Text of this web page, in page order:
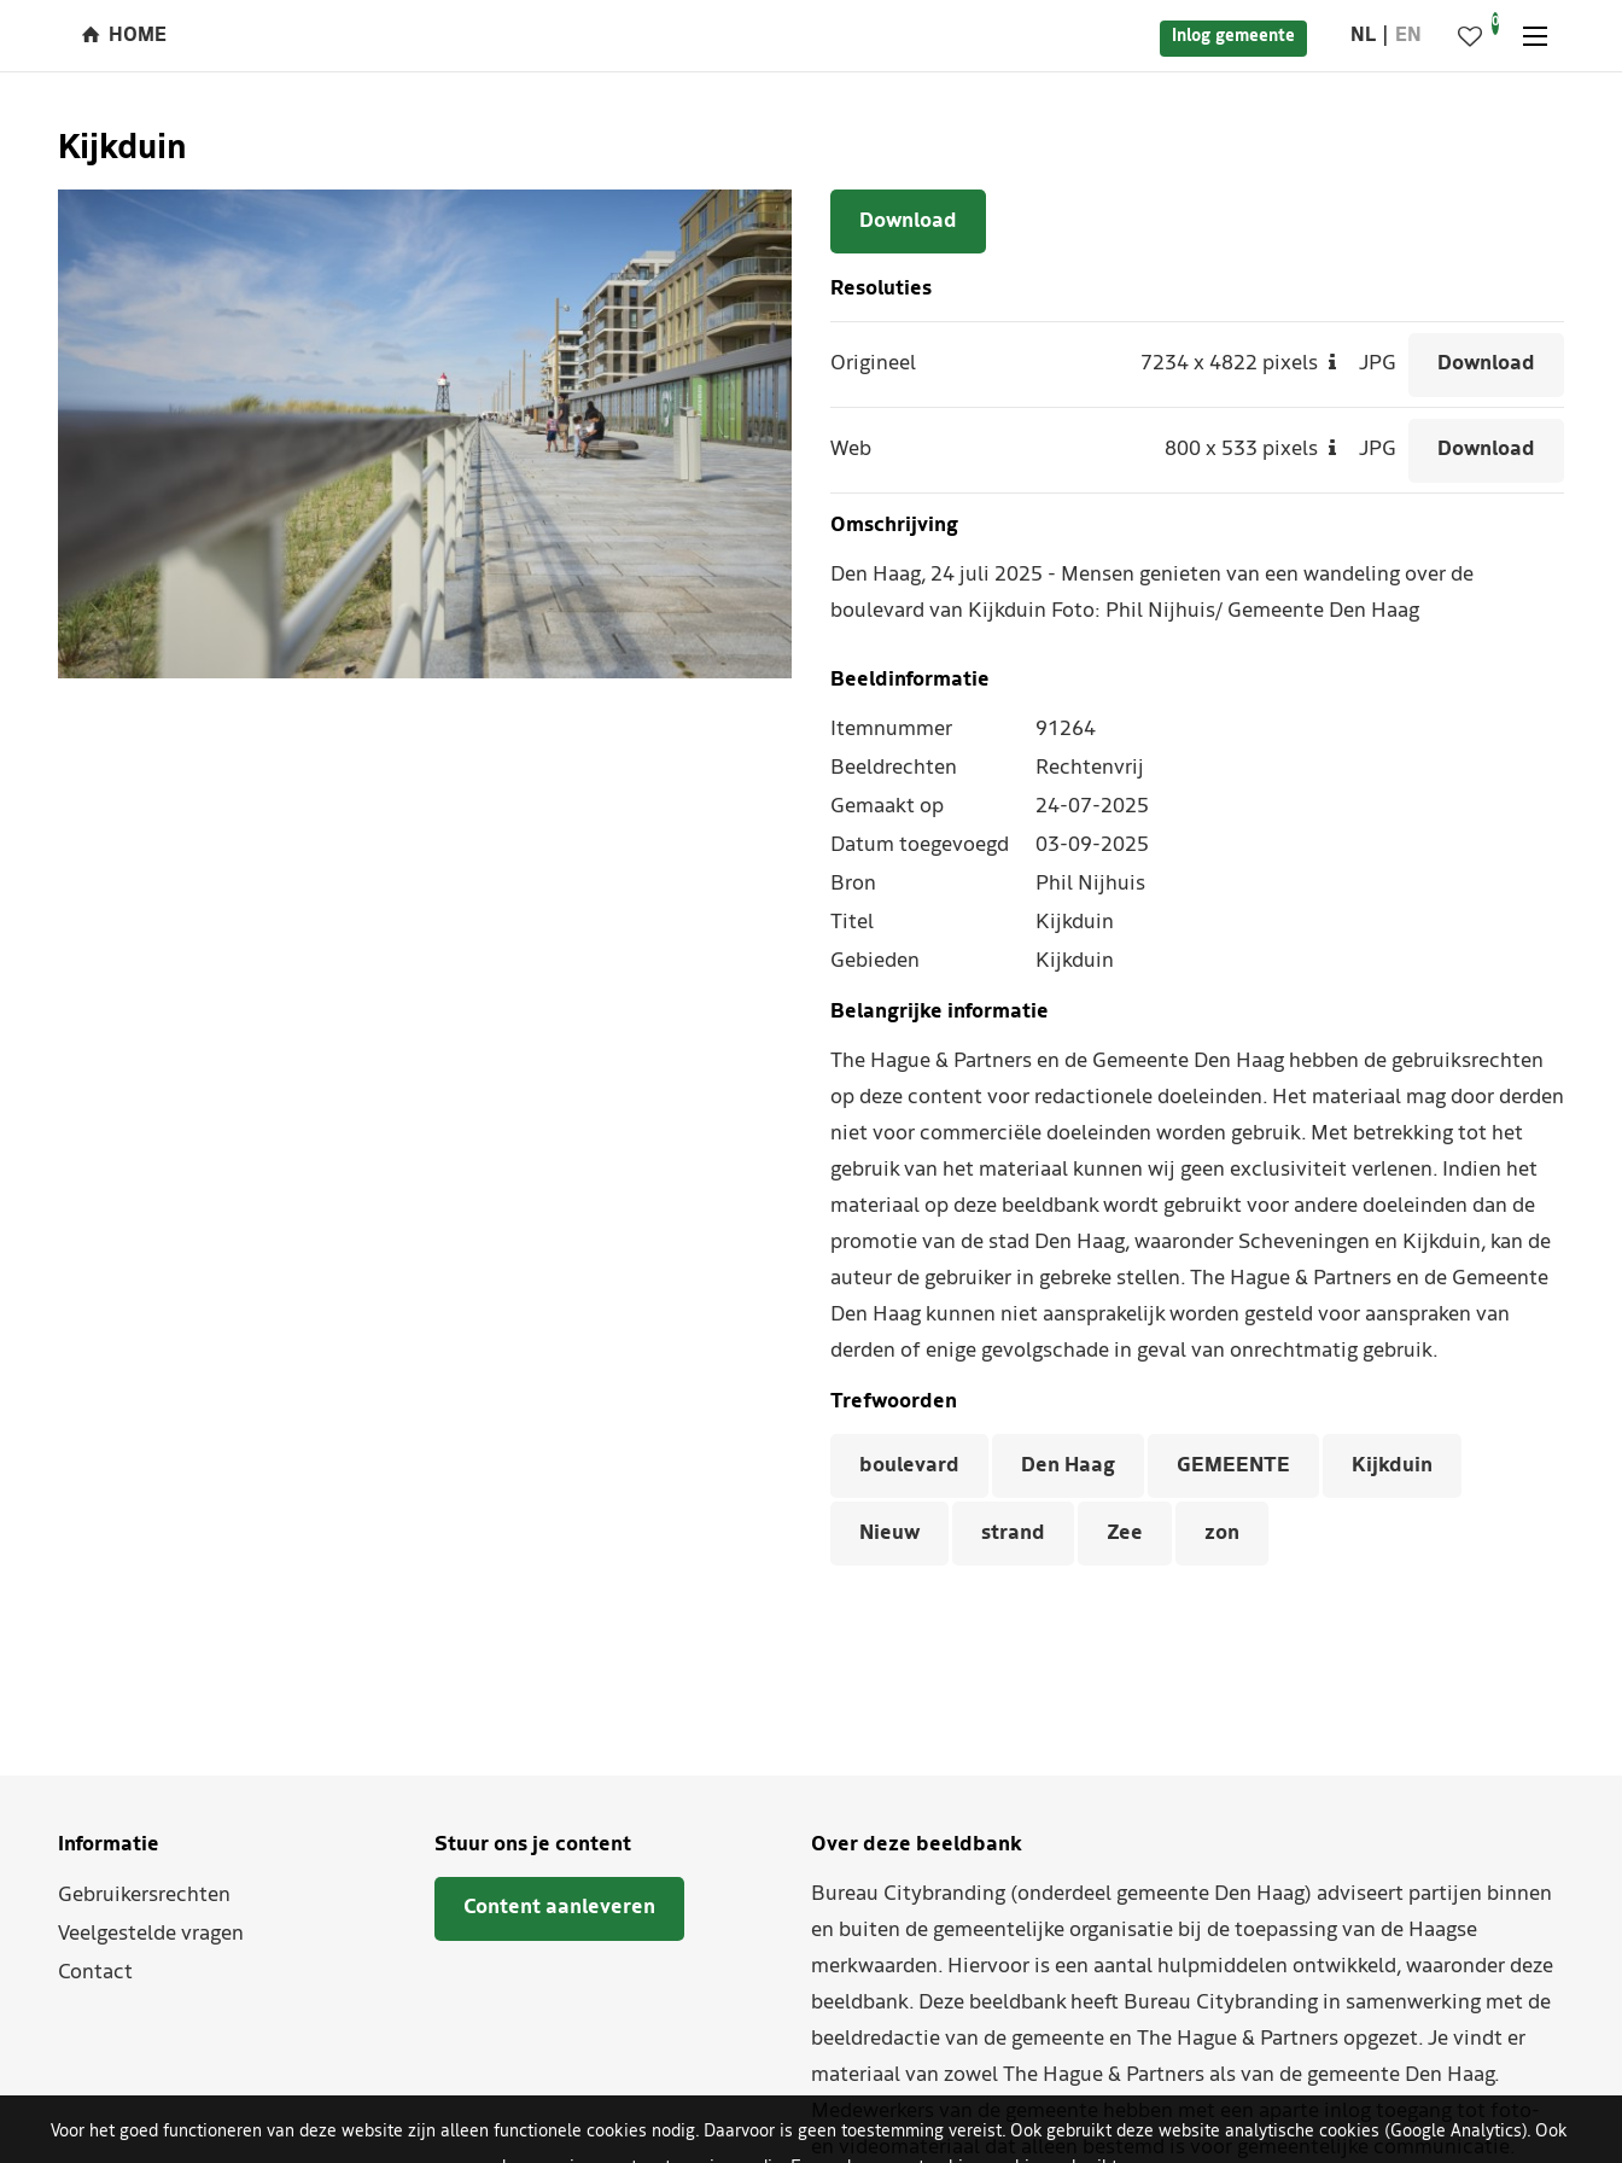
HOME Inlog gemeente NL EN
0
Kijkduin
Download
Resoluties
Origineel 7234x 4822 pixels JPG Download
Web 800x 533 pixels JPG Download
Omschrijving
Den Haag, 24 juli 2025 - Mensen genieten van een wandeling over de
boulevard van Kijkduin Foto: Phil Nijhuis/ Gemeente Den Haag
Beeldinformatie
Itemnummer
91264
Beeldrechten
Rechtenvrij
Gemaakt op
24-07-2025
Datum toegevoegd
03-09-2025
Bron
Phil Nijhuis
Titel
Kijkduin
Gebieden
Kijkduin
Belangrijke informatie
The Hague & Partners en de Gemeente Den Haag hebben de gebruiksrechten
op deze content voor redactionele doeleinden. Het materiaal mag door derden
niet voor commerciële doeleinden worden gebruik. Met betrekking tot het
gebruik van het materiaal kunnen wij geen exclusiviteit verlenen. Indien het
materiaal op deze beeldbank wordt gebruikt voor andere doeleinden dan de
promotie van de stad Den Haag, waaronder Scheveningen en Kijkduin, kan de
auteur de gebruiker in gebreke stellen. The Hague & Partners en de Gemeente
Den Haag kunnen niet aansprakelijk worden gesteld voor aanspraken van
derden of enige gevolgschade in geval van onrechtmatig gebruik.
Trefwoorden
boulevard Den Haag GEMEENTE Kijkduin
Nieuw strand Zee zon
Informatie
Gebruikersrechten
Veelgestelde vragen
Contact
Stuur ons je content
Content aanleveren
Over deze beeldbank
Bureau Citybranding (onderdeel gemeente Den Haag) adviseert partijen binnen
en buiten de gemeentelijke organisatie bij de toepassing van de Haagse
merkwaarden. Hiervoor is een aantal hulpmiddelen ontwikkeld, waaronder deze
beeldbank. Deze beeldbank heeft Bureau Citybranding in samenwerking met de
beeldredactie van de gemeente en The Hague & Partners opgezet. Je vindt er
materiaal van zowel The Hague & Partners als van de gemeente Den Haag.
Voor het goed functioneren van deze website zijn alleen functionele cookies nodig. Daarvoor is geen toestemming vereist. Ook gebruikt deze website analytische cookies (Google Analytics). Ook